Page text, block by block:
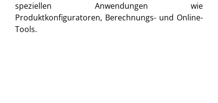
speziellen Anwendungen wie
Produktkonfiguratoren, Berechnungs- und Online-
Tools.